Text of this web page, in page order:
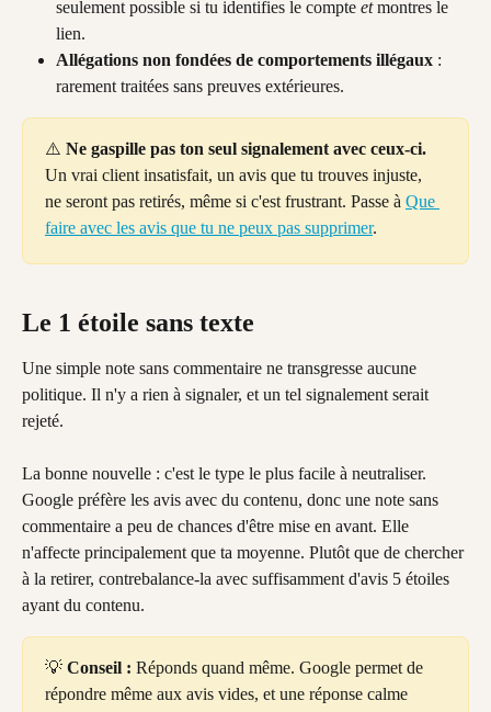
seulement possible si tu identifies le compte et montres le
lien.
Allégations non fondées de comportements illégaux :
rarement traitées sans preuves extérieures.
⚠️ Ne gaspille pas ton seul signalement avec ceux-ci.
Un vrai client insatisfait, un avis que tu trouves injuste,
ne seront pas retirés, même si c'est frustrant. Passe à Que
faire avec les avis que tu ne peux pas supprimer.
Le 1 étoile sans texte
Une simple note sans commentaire ne transgresse aucune
politique. Il n'y a rien à signaler, et un tel signalement serait
rejeté.
La bonne nouvelle : c'est le type le plus facile à neutraliser.
Google préfère les avis avec du contenu, donc une note sans
commentaire a peu de chances d'être mise en avant. Elle
n'affecte principalement que ta moyenne. Plutôt que de chercher
à la retirer, contrebalance-la avec suffisamment d'avis 5 étoiles
ayant du contenu.
💡 Conseil : Réponds quand même. Google permet de
répondre même aux avis vides, et une réponse calme